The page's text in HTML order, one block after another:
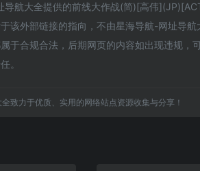
导航大全提供的前线大作战(简)[高伟
该外部链接的指向，不由星海导航-网址导
于合规合法，后期网页的内容如出现违规
。
致力于优质、实用的网络站点资源收集与分享！